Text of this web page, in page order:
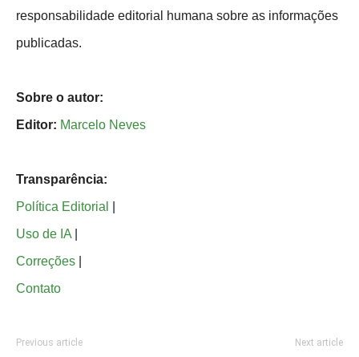
responsabilidade editorial humana sobre as informações
publicadas.
Sobre o autor:
Editor: Marcelo Neves
Transparência:
Política Editorial
Uso de IA
Correções
Contato
Previous article Next article